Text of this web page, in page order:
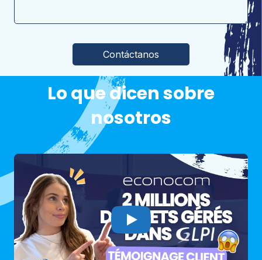
Por favor, deja este campo vacío.
Lo que dicen sobre
nosotros